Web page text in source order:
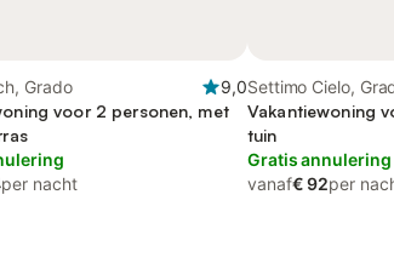
Grado
9,0
voor 2 personen, met
per nacht
Settimo Cielo,
Vakantiewoning
tuin
Gratis annulering
vanaf€ 92per